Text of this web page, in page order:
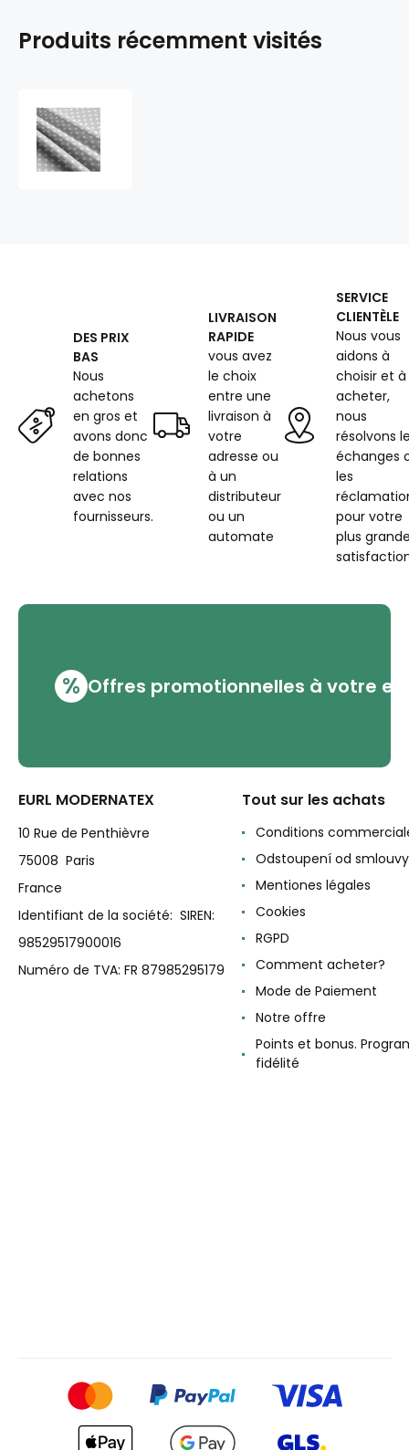
Produits récemment visités
DES PRIX
BAS
Nous
achetons
en gros et
avons donc
de bonnes
relations
avec nos
fournisseurs.
LIVRAISON
RAPIDE
vous avez
le choix
entre une
livraison à
votre
adresse ou
à un
distributeur
ou un
automate
SERVICE
CLIENTÈLE
Nous vous
aidons à
choisir et à
acheter,
nous
résolvons
échanges
les
pour votre
plus
% Offres promotionnelles à votre
EURL MODERNATEX
10 Rue de Penthièvre
75008 Paris
France
Identifiant de la société: SIREN:
98529517900016
Numéro de TVA: FR 87985295179
Tout sur les achats
Conditions
Odstoupení od smlouvy
Mentiones légales
Cookies
RGPD
Comment acheter?
Mode de Paiement
Notre offre
Points et bonus.
fidélité